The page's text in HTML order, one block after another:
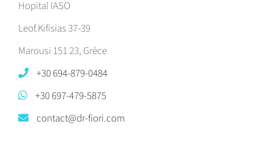
Hopital IASO
Leof.Kifisias 37-39
Marousi 151 23, Grèce
+30 694-879-0484
+30 697-479-5875
contact@dr-fiori.com